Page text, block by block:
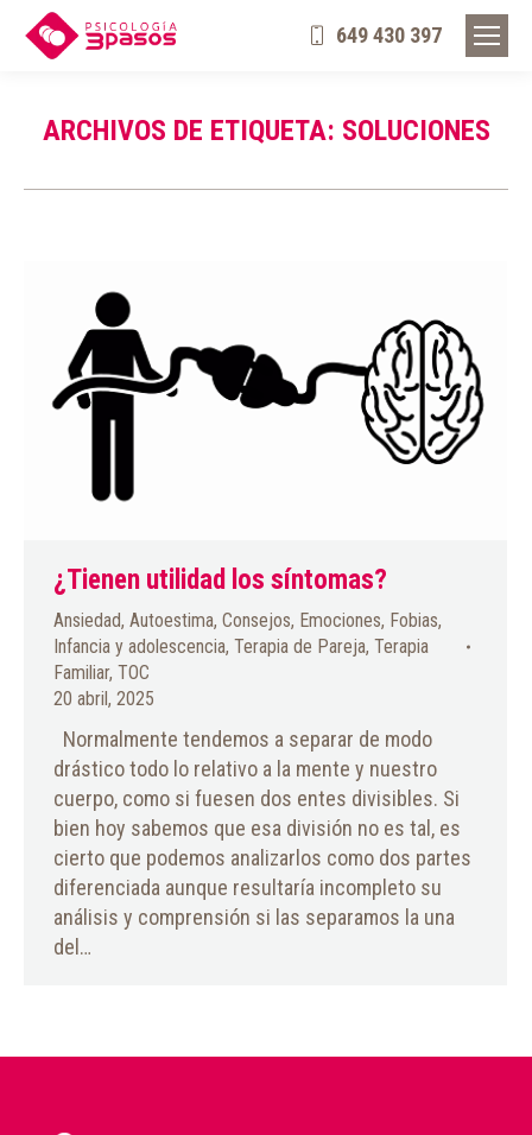
649 430 397
ARCHIVOS DE ETIQUETA: SOLUCIONES
¿Tienen utilidad los síntomas?
Ansiedad, Autoestima, Consejos, Emociones, Fobias,
Infancia y adolescencia, Terapia de Pareja, Terapia
Familiar, TOC
20 abril, 2025
Normalmente tendemos a separar de modo
drástico todo lo relativo a la mente y nuestro
cuerpo, como si fuesen dos entes divisibles. Si
bien hoy sabemos que esa división no es tal, es
cierto que podemos analizarlos como dos partes
diferenciada aunque resultaría incompleto su
análisis y comprensión si las separamos la una
del…